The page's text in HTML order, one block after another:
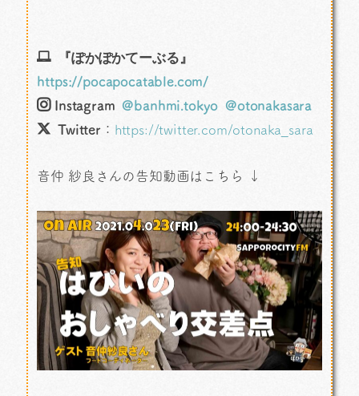
『ぽかぽかてーぶる』
https://pocapocatable.com/
Instagram @banhmi.tokyo @otonakasara
Twitter： https://twitter.com/otonaka_sara
音仲 紗良さんの告知動画はこちら ↓